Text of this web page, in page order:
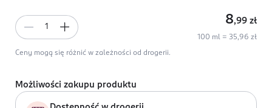
8,99 zł
100 ml = 35,96 zł
Ceny mogą się różnić w zależności od drogerii.
Możliwości zakupu produktu